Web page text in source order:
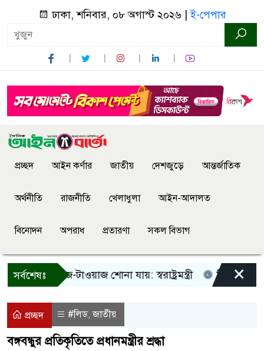
ঢাকা, শনিবার, ০৮ অগাস্ট ২০২৬ |ই-পেপার
প্রচ্ছদ আইন কর্ণার জাতীয় দেশজুড়ে আন্তর্জাতিক
অর্থনীতি রাজনীতি খেলাধুলা আইন-আদালত
বিনোদন অপরাধ প্রতারণা সকল বিভাগ
সর্বশেষঃ
শুধু আওয়াজ-টাওয়াজ শোনা যায়: স্বরাষ্ট্রমন্ত্রী তিন দিনের
×
প্রচ্ছদ #লিড,জাতীয়
বঙ্গবন্ধুর প্রতিকৃতিতে প্রধানমন্ত্রীর শ্রদ্ধা